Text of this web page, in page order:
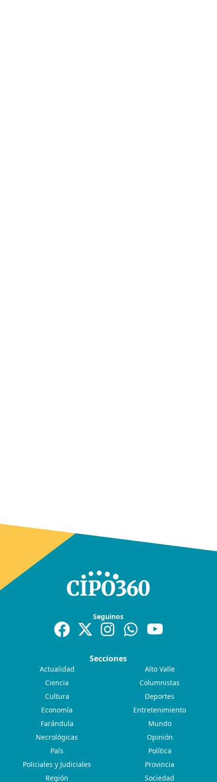
Seguinos
Secciones
Actualidad
Alto Valle
Ciencia
Columnistas
Cultura
Deportes
Economía
Entretenimiento
Farándula
Mundo
Necrológicas
Opinión
País
Política
Policiales y Judiciales
Provincia
Región
Sociedad